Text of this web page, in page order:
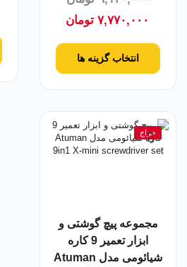
۷,۷۷۰,۰۰۰ تومان
انتخاب گزینه ها
حراج
مجموعه پیچ گوشتی و
ابزار تعمیر 9 کاره
شیائومی مدل Atuman